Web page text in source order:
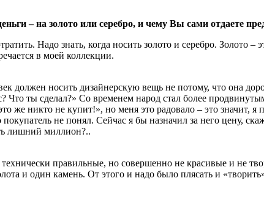
– на золото или серебро, и чему Вы сами отдаете
Надо знать, когда носить золото и серебро. Золото –
в моей коллекции.
должен носить дизайнерскую вещь не потому, что она
Что ты сделал?» Со временем народ стал более
же никто не купит!», но меня это радовало – это значит, я
не понял. Сейчас я бы назначил за него цену,
лишний миллион?..
правильные, но совершенно не красивые и не
и один камень. От этого и надо было плясать и